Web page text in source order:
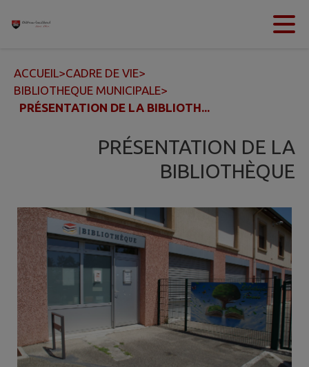
Contenu
ACCUEIL>CADRE DE VIE>
BIBLIOTHEQUE MUNICIPALE>
PRÉSENTATION DE LA BIBLIOTH...
PRÉSENTATION DE LA
BIBLIOTHÈQUE